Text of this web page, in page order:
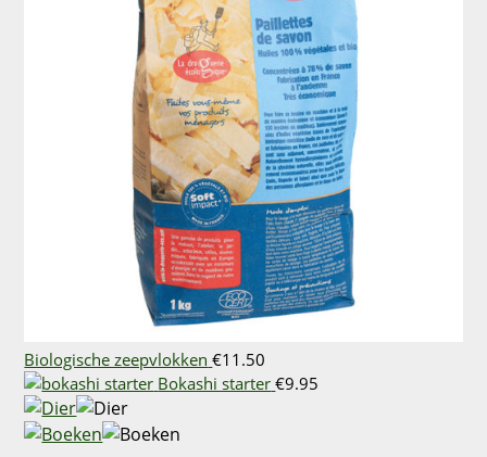
Biologische zeepvlokken €11.50
Bokashi starter €9.95